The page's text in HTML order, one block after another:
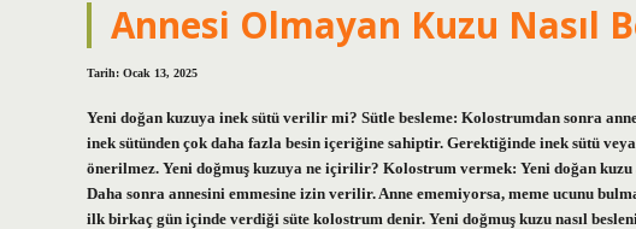
Annesi Olmayan Kuzu Nasıl
Tarih: Ocak 13, 2025
Yeni doğan kuzuya inek sütü verilir mi? Sütle besleme: Kolostrumdan sonra
inek sütünden çok daha fazla besin içeriğine sahiptir. Gerektiğinde inek sütü
önerilmez. Yeni doğmuş kuzuya ne içirilir? Kolostrum vermek: Yeni doğan kuzu
Daha sonra annesini emmesine izin verilir. Anne ememiyorsa, meme ucunu
ilk birkaç gün içinde verdiği süte kolostrum denir. Yeni doğmuş kuzu nasıl